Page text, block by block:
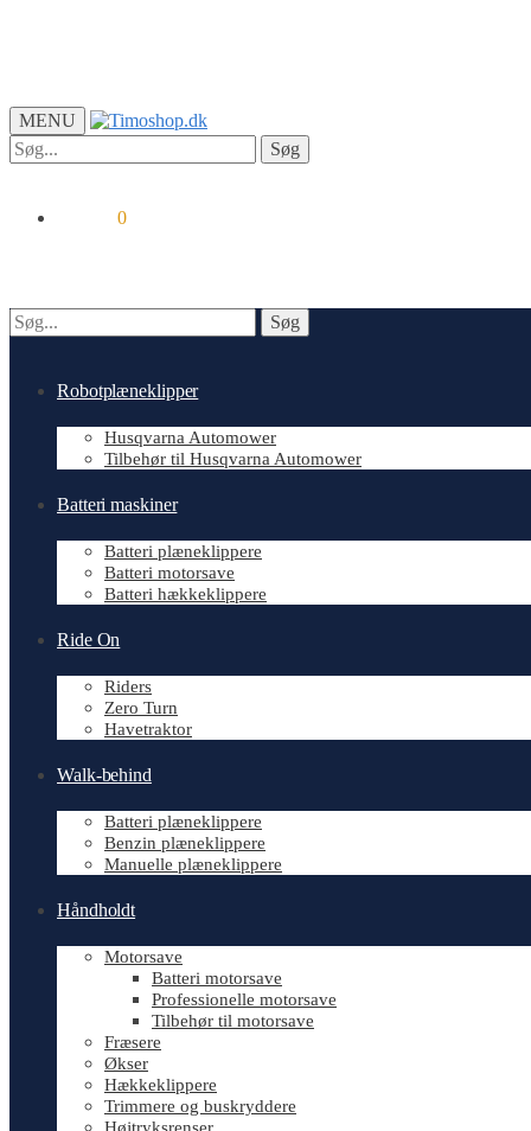
MENU
Søg
efter:
Søg
0
Søg
efter:
Søg
Robotplæneklipper
Husqvarna Automower
Tilbehør til Husqvarna Automower
Batteri maskiner
Batteri plæneklippere
Batteri motorsave
Batteri hækkeklippere
Ride On
Riders
Zero Turn
Havetraktor
Walk-behind
Batteri plæneklippere
Benzin plæneklippere
Manuelle plæneklippere
Håndholdt
Motorsave
Batteri motorsave
Professionelle motorsave
Tilbehør til motorsave
Fræsere
Økser
Hækkeklippere
Trimmere og buskryddere